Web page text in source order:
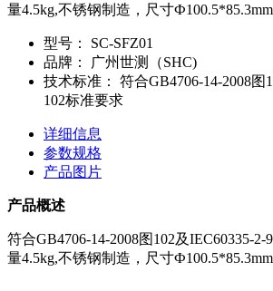
量4.5kg,不锈钢制造，尺寸Ф100.5*85.3mm
型号：
SC-SFZ01
品牌：
广州世测（SHC)
技术标准：
符合GB4706-14-2008图
102标准要求
详细信息
参数规格
产品图片
产品概述
符合GB4706-14-2008图102及IEC60335-
量4.5kg,不锈钢制造，尺寸Ф100.5*85.3mm